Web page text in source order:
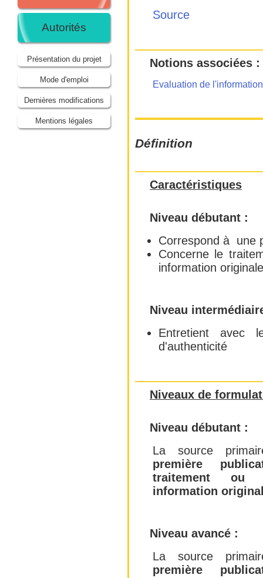
Autorités
Présentation du projet
Mode d'emploi
Dernières modifications
Mentions légales
Source
Notions associées :
Evaluation de l'information
Définition
Caractéristiques
Niveau débutant :
Correspond à une
Concerne le
information
Niveau
Entretient avec
d'authenticité
Niveaux de
Niveau débutant :
La source
première
traitement ou
information
Niveau avancé :
La source
première